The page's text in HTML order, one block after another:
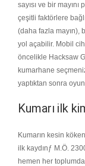
sayısı ve bir
çeşitli faktörlere
(daha fazla mayın),
yol açabilir. Mobil
öncelikle Hacksaw
kumarhane
yaptıktan sonra
Kumarı ilk
Kumarın kesin
ilk kaydınƒ M.Ö.
hemen her